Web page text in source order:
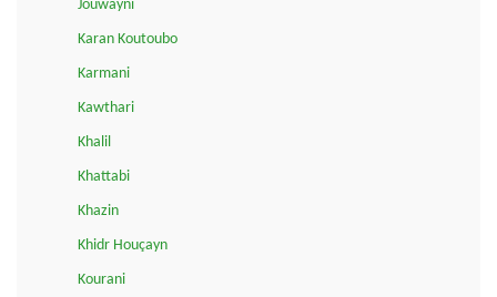
Jouwayni
Karan Koutoubo
Karmani
Kawthari
Khalil
Khattabi
Khazin
Khidr Houçayn
Kourani